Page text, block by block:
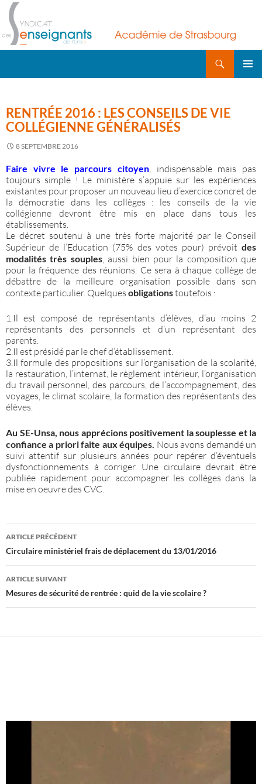
AU
RENTRÉE 2016 : LES CONSEILS DE VIE
COLLÉGIENNE GÉNÉRALISÉS
8 SEPTEMBRE 2016
Faire vivre le parcours citoyen, indispensable mais pas
toujours simple ! Le ministère s’appuie sur les expériences
existantes pour proposer un nouveau lieu d’exercice concret de
la démocratie dans les collèges : les conseils de la vie
collégienne devront être mis en place dans tous les
établissements.
Le décret soutenu à une très forte majorité par le Conseil
Supérieur de l’Education (75% des votes pour) prévoit des
modalités très souples, aussi bien pour la composition que
pour la fréquence des réunions. Ce sera à chaque collège de
débattre de la meilleure organisation possible dans son
contexte particulier. Quelques obligationstoutefois :
1.Il est composé de représentants d’élèves, d’au moins 2
représentants des personnels et d’un représentant des
parents.
2.Il est présidé par le chef d’établissement.
3.Il formule des propositions sur l’organisation de la scolarité,
la restauration, l’internat, le règlement intérieur, l’organisation
du travail personnel, des parcours, de l’accompagnement, des
voyages, le climat scolaire, la formation des représentants des
élèves.
Au SE-Unsa, nous apprécions positivement la souplesse et la
confiance a priori faite aux équipes. Nous avons demandé un
suivi attentif sur plusieurs années pour repérer d’éventuels
dysfonctionnements à corriger. Une circulaire devrait être
publiée rapidement pour accompagner les collèges dans la
mise en oeuvre des CVC.
Navigation
des
articles
ARTICLE PRÉCÉDENT
Circulaire ministériel frais de déplacement du 13/01/2016
ARTICLE SUIVANT
Mesures de sécurité de rentrée : quid de la vie scolaire ?